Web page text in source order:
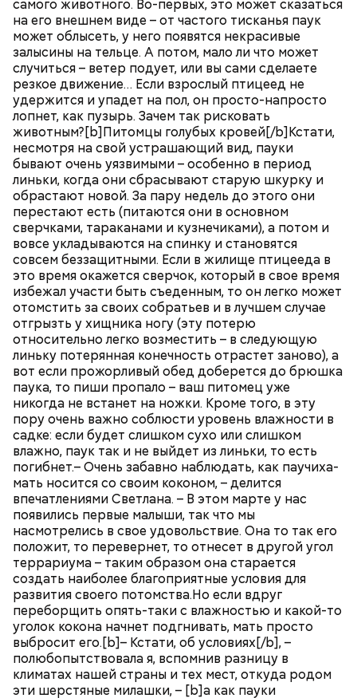
самого животного. Во-первых, это может сказаться
на его внешнем виде – от частого тисканья паук
может облысеть, у него появятся некрасивые
залысины на тельце. А потом, мало ли что может
случиться – ветер подует, или вы сами сделаете
резкое движение… Если взрослый птицеед не
удержится и упадет на пол, он просто-напросто
лопнет, как пузырь. Зачем так рисковать
животным?[b]Питомцы голубых кровей[/b]Кстати,
несмотря на свой устрашающий вид, пауки
бывают очень уязвимыми – особенно в период
линьки, когда они сбрасывают старую шкурку и
обрастают новой. За пару недель до этого они
перестают есть (питаются они в основном
сверчками, тараканами и кузнечиками), а потом и
вовсе укладываются на спинку и становятся
совсем беззащитными. Если в жилище птицееда в
это время окажется сверчок, который в свое время
избежал участи быть съеденным, то он легко может
отомстить за своих собратьев и в лучшем случае
отгрызть у хищника ногу (эту потерю
относительно легко возместить – в следующую
линьку потерянная конечность отрастет заново), а
вот если прожорливый обед доберется до брюшка
паука, то пиши пропало – ваш питомец уже
никогда не встанет на ножки. Кроме того, в эту
пору очень важно соблюсти уровень влажности в
садке: если будет слишком сухо или слишком
влажно, паук так и не выйдет из линьки, то есть
погибнет.– Очень забавно наблюдать, как паучиха-
мать носится со своим коконом, – делится
впечатлениями Светлана. – В этом марте у нас
появились первые малыши, так что мы
насмотрелись в свое удовольствие. Она то так его
положит, то перевернет, то отнесет в другой угол
террариума – таким образом она старается
создать наиболее благоприятные условия для
развития своего потомства.Но если вдруг
переборщить опять-таки с влажностью и какой-то
уголок кокона начнет подгнивать, мать просто
выбросит его.[b]– Кстати, об условиях[/b], –
полюбопытствовала я, вспомнив разницу в
климатах нашей страны и тех мест, откуда родом
эти шерстяные милашки, – [b]а как пауки